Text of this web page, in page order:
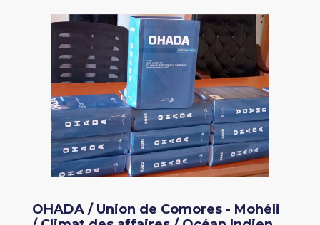
OHADA / Union de Comores - Mohéli